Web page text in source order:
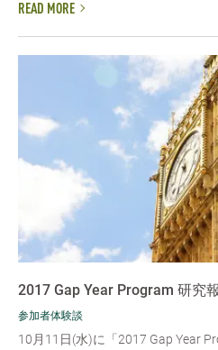
READ MORE
2017 Gap Year Program 研究
参加者体験談
10月11日(水)に「2017 Gap Year